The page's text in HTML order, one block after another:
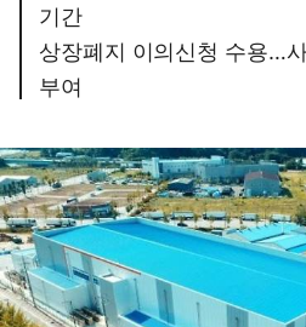
기간
상장폐지 이의신청 수용…
부여